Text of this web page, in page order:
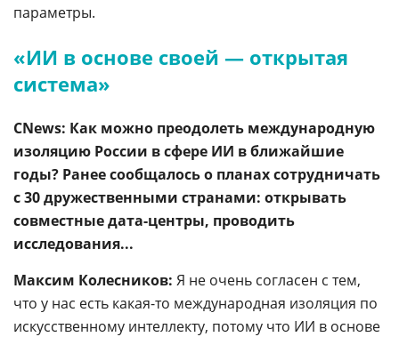
параметры.
«ИИ в основе своей — открытая
система»
CNews: Как можно преодолеть международную
изоляцию России в сфере ИИ в ближайшие
годы? Ранее сообщалось о планах сотрудничать
с 30 дружественными странами: открывать
совместные дата-центры, проводить
исследования...
Максим Колесников: Я не очень согласен с тем,
что у нас есть какая-то международная изоляция по
искусственному интеллекту, потому что ИИ в основе